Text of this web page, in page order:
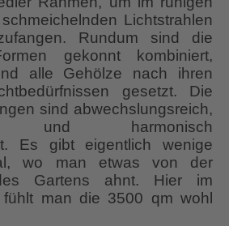
Lichtstrahlen
Rundum sind die
gekonnt kombiniert,
alle Gehölze nach ihren
gesetzt. Die
sind abwechslungsreich,
und harmonisch
Es gibt eigentlich wenige
wo man etwas von der
Gartens ahnt. Hier im
fühlt man die 3500 qm wohl